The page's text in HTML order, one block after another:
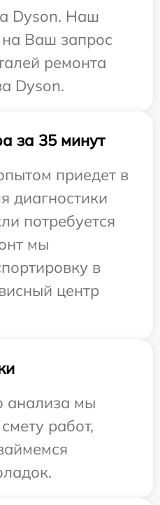
Dyson. Наш
на Ваш запрос
ремонта
Dyson.
за 35 минут
приедет в
диагностики
потребуется
мы
в
центр
анализа мы
работ,